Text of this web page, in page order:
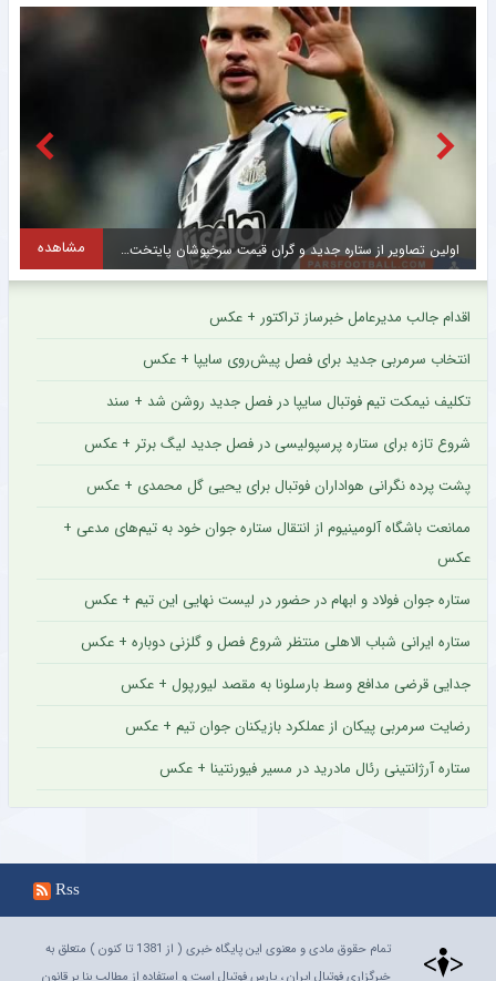
اولین تصاویر از ستاره جدید و گران قیمت سرخپوشان پایتخت + عکس مشاهده
اقدام جالب مدیرعامل خبرساز تراکتور + عکس
انتخاب سرمربی جدید برای فصل پیش‌روی سایپا + عکس
تکلیف نیمکت تیم فوتبال سایپا در فصل جدید روشن شد + سند
شروع تازه برای ستاره پرسپولیسی در فصل جدید لیگ برتر + عکس
پشت پرده نگرانی هواداران فوتبال برای یحیی گل محمدی + عکس
ممانعت باشگاه آلومینیوم از انتقال ستاره جوان خود به تیم‌های مدعی +
عکس
ستاره جوان فولاد و ابهام در حضور در لیست نهایی این تیم + عکس
ستاره ایرانی شباب الاهلی منتظر شروع فصل و گلزنی دوباره + عکس
جدایی قرضی مدافع وسط بارسلونا به مقصد لیورپول + عکس
رضایت سرمربی پیکان از عملکرد بازیکنان جوان تیم + عکس
ستاره آرژانتینی رئال مادرید در مسیر فیورنتینا + عکس
Rss
تمام حقوق مادی و معنوی این پایگاه خبری ( از 1381 تا کنون ) متعلق به
خبرگزاری فوتبال ایران ، پارس فوتبال است و استفاده از مطالب بنا بر قانون